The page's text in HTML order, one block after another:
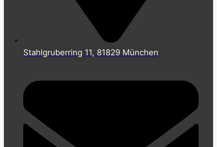
Stahlgruberring 11, 81829 München